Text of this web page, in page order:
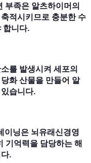
부족은 알츠하이머의
적시키므로 충분한 수
합니다.
를 발생시켜 세포의
화 산물을 만들어 알
습니다.
이닝은 뇌유래신경영
기억력을 담당하는 해
.